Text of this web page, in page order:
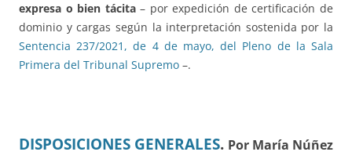
expresa o bien tácita– por expedición de certificación de
dominio y cargas según la interpretación sostenida por la
Sentencia 237/2021, de 4 de mayo, del Pleno de la Sala
Primera del Tribunal Supremo –.
DISPOSICIONES GENERALES. Por María Núñez